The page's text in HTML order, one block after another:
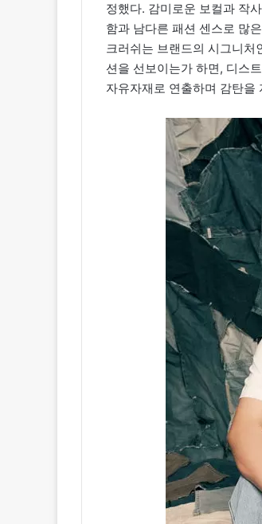
정했다. 감미로운 보컬과 작
함과 남다른 패션 센스로 많
크러쉬는 브랜드의 시그니처
션을 선보이는가 하면, 디스
자유자재로 연출하며 감탄을